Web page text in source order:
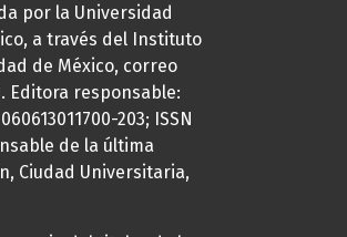
por la Universidad
a través del Instituto
de México, correo
Editora responsable:
203; ISSN
de la última
Ciudad Universitaria,